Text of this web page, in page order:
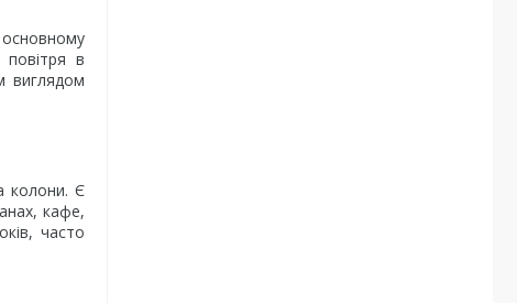
в
виглядом
колони. Є
кафе,
часто